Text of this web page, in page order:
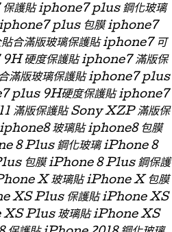
護貼 iphone7 plus 鋼化玻璃
plus 包膜 iphone7
合滿版玻璃保護貼 iphone7 可
硬度保護貼 iphone7 滿版保
滿版玻璃保護貼 iphone7 plus
plus 9H硬度保護貼 iphone7
滿版保護貼 Sony XZP 滿版保
玻璃貼 iphone8 包膜
8 Plus 鋼化玻璃 iPhone 8
包膜 iPhone 8 Plus 鋼保護
X 玻璃貼 iPhone X 包膜
XS Plus 保護貼 iPhone XS
XS Plus 玻璃貼 iPhone XS